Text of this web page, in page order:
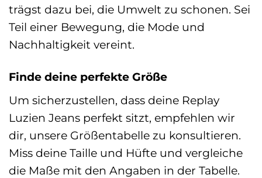
trägst dazu bei, die Umwelt zu schonen. Sei
Teil einer Bewegung, die Mode und
Nachhaltigkeit vereint.
Finde deine perfekte Größe
Um sicherzustellen, dass deine Replay
Luzien Jeans perfekt sitzt, empfehlen wir
dir, unsere Größentabelle zu konsultieren.
Miss deine Taille und Hüfte und vergleiche
die Maße mit den Angaben in der Tabelle.